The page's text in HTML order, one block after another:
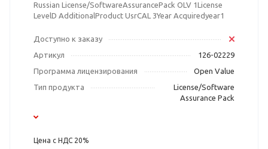
Russian License/SoftwareAssurancePack OLV 1License
LevelD AdditionalProduct UsrCAL 3Year Acquiredyear1
Доступно к заказу
Артикул
126-02229
Программа лицензирования
Open Value
Тип продукта
License/Software
Assurance Pack
Цена с НДС 20%